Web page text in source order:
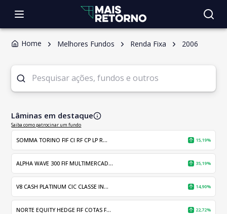
Home Melhores Fundos Renda Fixa 2006
Lâminas em destaque
Saiba como patrocinar um fundo
SOMMA TORINO FIF CI RF CP LP R... 15,19%
ALPHA WAVE 300 FIF MULTIMERCAD... 35,19%
V8 CASH PLATINUM CIC CLASSE IN... 14,90%
NORTE EQUITY HEDGE FIF COTAS F... 22,72%